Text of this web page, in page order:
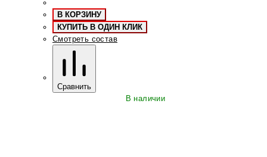
В КОРЗИНУ
КУПИТЬ В ОДИН КЛИК
Смотреть состав
Сравнить
В наличии